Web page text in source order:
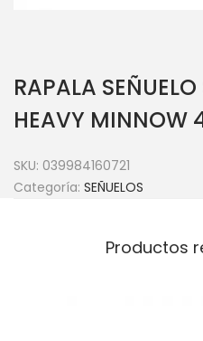
RAPALA
HEAVY MINNOW
SKU: 039984160721
Categoría: SEÑUELOS
Productos